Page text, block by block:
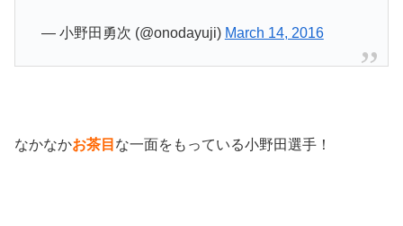
— 小野田勇次 (@onodayuji) March 14, 2016
なかなかお茶目 な一面をもっている小野田選手！